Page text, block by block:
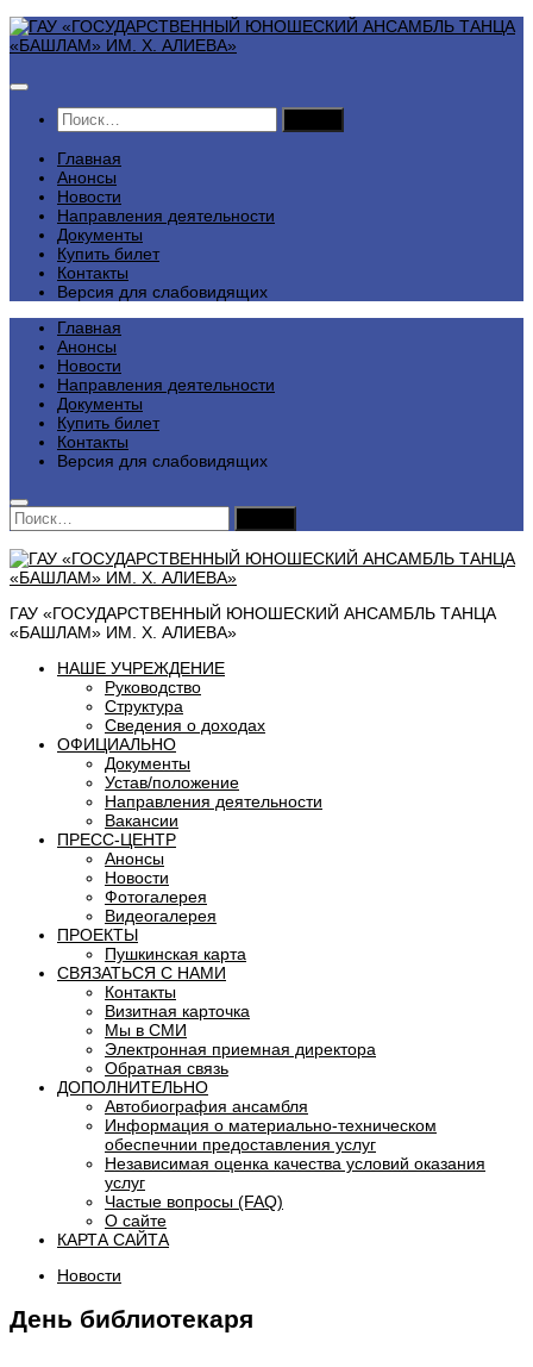
Перейти
к
Найти:
Главная
Анонсы
Новости
Направления деятельности
Документы
Купить билет
Контакты
Версия для слабовидящих
Главная
Анонсы
Новости
Направления деятельности
Документы
Купить билет
Контакты
Версия для слабовидящих
Найти:
ГАУ «ГОСУДАРСТВЕННЫЙ ЮНОШЕСКИЙ АНСАМБЛЬ ТАНЦА
«БАШЛАМ» ИМ. Х. АЛИЕВА»
НАШЕ УЧРЕЖДЕНИЕ
Руководство
Структура
Сведения о доходах
ОФИЦИАЛЬНО
Документы
Устав/положение
Направления деятельности
Вакансии
ПРЕСС-ЦЕНТР
Анонсы
Новости
Фотогалерея
Видеогалерея
ПРОЕКТЫ
Пушкинская карта
СВЯЗАТЬСЯ С НАМИ
Контакты
Визитная карточка
Мы в СМИ
Электронная приемная директора
Обратная связь
ДОПОЛНИТЕЛЬНО
Автобиография ансамбля
Информация о материально-техническом
обеспечнии предоставления услуг
Независимая оценка качества условий оказания
услуг
Частые вопросы (FAQ)
О сайте
КАРТА САЙТА
Новости
День библиотекаря